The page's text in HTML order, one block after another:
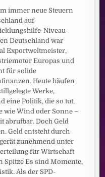
immer neue Steuern
auf
Niveau
Deutschland war
Exportweltmeister,
Europas und
für solide
Heute häufen
Werke,
eine Politik, die so tut,
wie Wind oder Sonne –
abrufbar. Doch Geld
Geld entsteht durch
zunehmend unter
für Wirtschaft
Spitze Es sind Momente,
Als der SPD-